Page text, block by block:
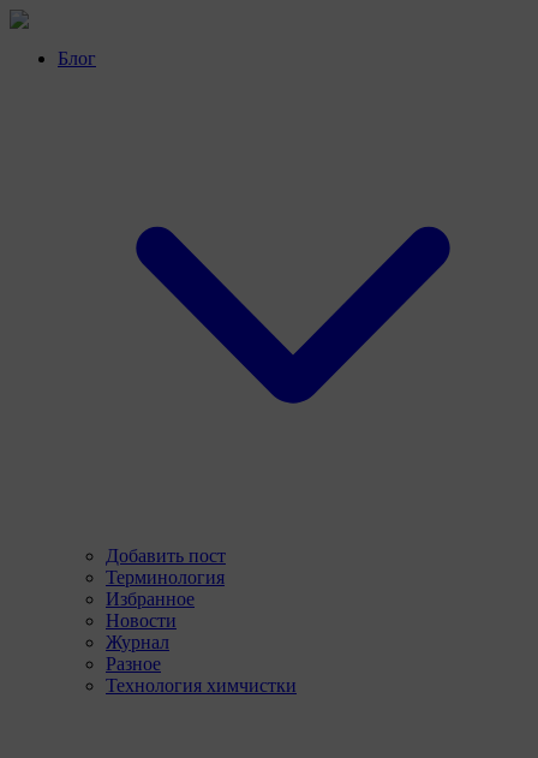
Перейти
контенту
Блог
Добавить пост
Терминология
Избранное
Новости
Журнал
Разное
Технология химчистки